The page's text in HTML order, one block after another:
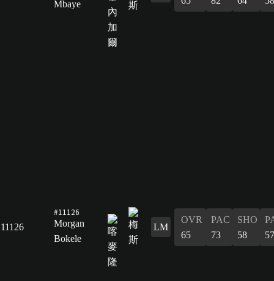
Mbaye
11126
#11126
Morgan
Bokele
LM
OVR
65
PAC
73
SHO
58
57